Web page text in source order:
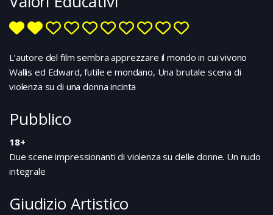
L’autore del film sembra apprezzare il mondo in cui vivono
Wallis ed Edward, futile e mondano, Una brutale scena di
violenza su di una donna incinta
Pubblico
18+
Due scene impressionanti di violenza su delle donne. Un nudo
integrale
Giudizio Artistico